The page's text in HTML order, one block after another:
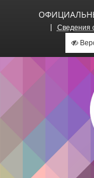
Сведения